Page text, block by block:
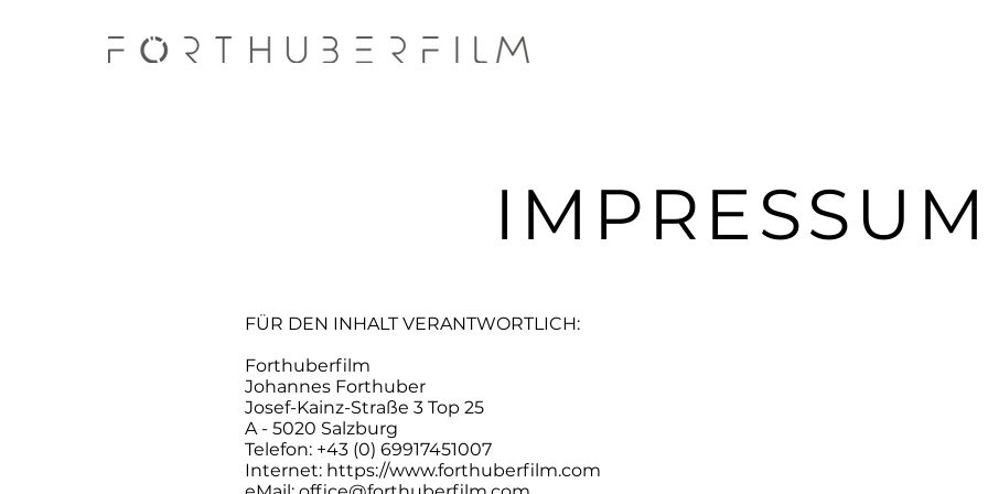
IMPRESSUM
FÜR DEN INHALT VERANTWORTLICH:
Forthuberfilm
Johannes Forthuber
Josef-Kainz-Straße 3 Top 25
A - 5020 Salzburg
Telefon: +43 (0) 69917451007
Internet: https://www.forthuberfilm.com